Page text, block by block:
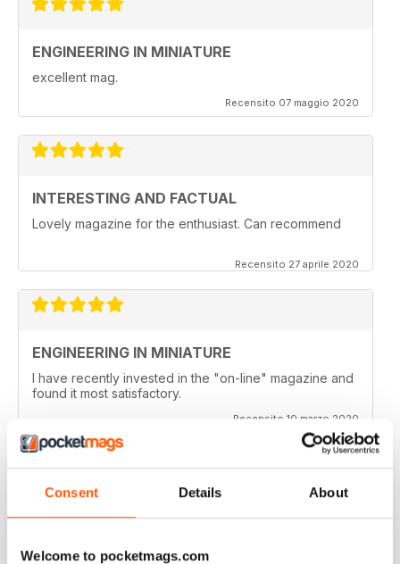
Consent Details About
Welcome to pocketmags.com
ENGINEERING IN MINIATURE
excellent mag.
Recensito 07 maggio 2020
INTERESTING AND FACTUAL
Lovely magazine for the enthusiast. Can recommend
Recensito 27 aprile 2020
ENGINEERING IN MINIATURE
I have recently invested in the "on-line" magazine and
found it most satisfactory.
Recensito 10 marzo 2020
ENJOYABLE READ!
digital magazine, will keep reading.